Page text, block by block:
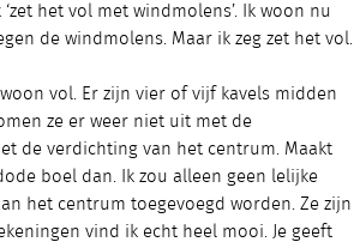
het vol met windmolens’. Ik woon nu
de windmolens. Maar ik zeg zet het vol.
vol. Er zijn vier of vijf kavels midden
ze er weer niet uit met de
de verdichting van het centrum. Maakt
boel dan. Ik zou alleen geen lelijke
het centrum toegevoegd worden. Ze zijn
vind ik echt heel mooi. Je geeft